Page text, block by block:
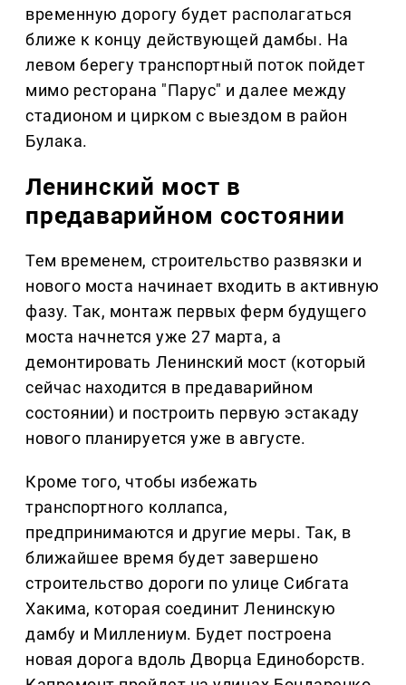
временную дорогу будет располагаться
ближе к концу действующей дамбы. На
левом берегу транспортный поток пойдет
мимо ресторана "Парус" и далее между
стадионом и цирком с выездом в район
Булака.
Ленинский мост в
предаварийном состоянии
Тем временем, строительство развязки и
нового моста начинает входить в активную
фазу. Так, монтаж первых ферм будущего
моста начнется уже 27 марта, а
демонтировать Ленинский мост (который
сейчас находится в предаварийном
состоянии) и построить первую эстакаду
нового планируется уже в августе.
Кроме того, чтобы избежать
транспортного коллапса,
предпринимаются и другие меры. Так, в
ближайшее время будет завершено
строительство дороги по улице Сибгата
Хакима, которая соединит Ленинскую
дамбу и Миллениум. Будет построена
новая дорога вдоль Дворца Единоборств.